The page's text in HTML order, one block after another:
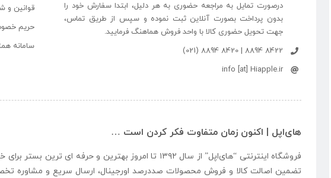
درصورت تمایل به مراجعه حضوری به هر دلیل، ابتدا سفارش خود را
بدون پرداخت بصورت آنلاین ثبت نموده و سپس از طریق تماس،
جهت تحویل حضوری کالا با واحد فروش هماهنگ فرمایید.
8422 8894 | 8420 8894 (021)
info [at] Hiapple.ir
قوانین و
حریم
سامانه
های‌اپل | اکنون زمان متفاوت فکر کردن است …
فروشگاه اینترنتی “های‌اپل
” از سال ۱۳۹۲ تا امروز بهترین و حرفه ای ترین
تضمین اصالت کالا و فروش محصولات صددرصد اورجینال، ارسال سریع و مشاوره